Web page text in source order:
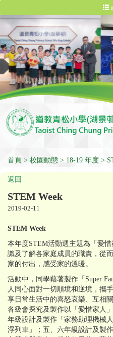
首頁 校園動態 18-19 年度
返回
STEM Week
2019-02-11
STEM Week
本年度STEM活動週主題為「愛
識及了解各家庭成員的職責，從
家的付出，感受家的溫暖。
活動中，同學藉著製作「Super
人同心面對一切順境和逆境，攜
享日常生活中的喜怒哀樂、互相
各級會探究及製作以「愛惜家人
年級設計及製作「家務助理機械
浮列車」；五、六年級設計及製